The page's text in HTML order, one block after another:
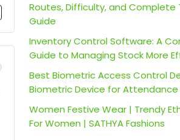
Routes, Difficulty, and Complete
Guide
Inventory Control Software: A
Guide to Managing Stock More
Best Biometric Access Control
Biometric Device for Attendance
Women Festive Wear | Trendy
For Women | SATHYA Fashions